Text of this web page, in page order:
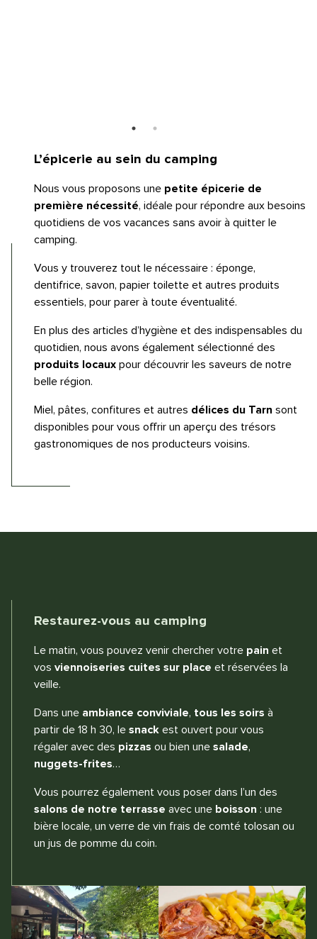
L’épicerie au sein du camping
Nous vous proposons une petite épicerie de
première nécessité, idéale pour répondre aux besoins
quotidiens de vos vacances sans avoir à quitter le
camping.
Vous y trouverez tout le nécessaire : éponge,
dentifrice, savon, papier toilette et autres produits
essentiels, pour parer à toute éventualité.
En plus des articles d’hygiène et des indispensables du
quotidien, nous avons également sélectionné des
produits locaux pour découvrir les saveurs de notre
belle région.
Miel, pâtes, confitures et autres délices du Tarn sont
disponibles pour vous offrir un aperçu des trésors
gastronomiques de nos producteurs voisins.
Restaurez-vous au camping
Le matin, vous pouvez venir chercher votre pain et
vos viennoiseries cuites sur place et réservées la
veille.
Dans une ambiance conviviale, tous les soirs à
partir de 18 h 30, le snack est ouvert pour vous
régaler avec des pizzas ou bien une salade,
nuggets-frites…
Vous pourrez également vous poser dans l’un des
salons de notre terrasse avec une boisson : une
bière locale, un verre de vin frais de comté tolosan ou
un jus de pomme du coin.